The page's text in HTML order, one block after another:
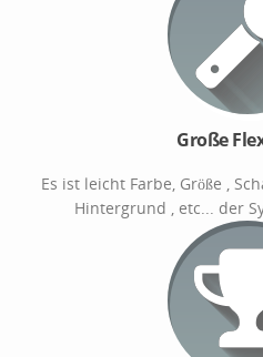
Große
Es ist leicht Farbe, Größe ,
Hintergrund , etc... der